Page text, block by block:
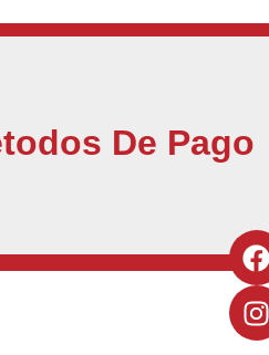
De Pago